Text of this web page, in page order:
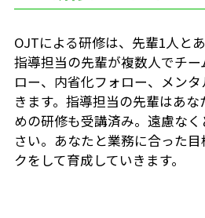
新卒採用
OJTによる研修は、先輩1人と
指導担当の先輩が複数人でチ
ロー、内省化フォロー、メン
きます。指導担当の先輩はあ
めの研修も受講済み。遠慮な
さい。あなたと業務に合った
クをして育成していきます。